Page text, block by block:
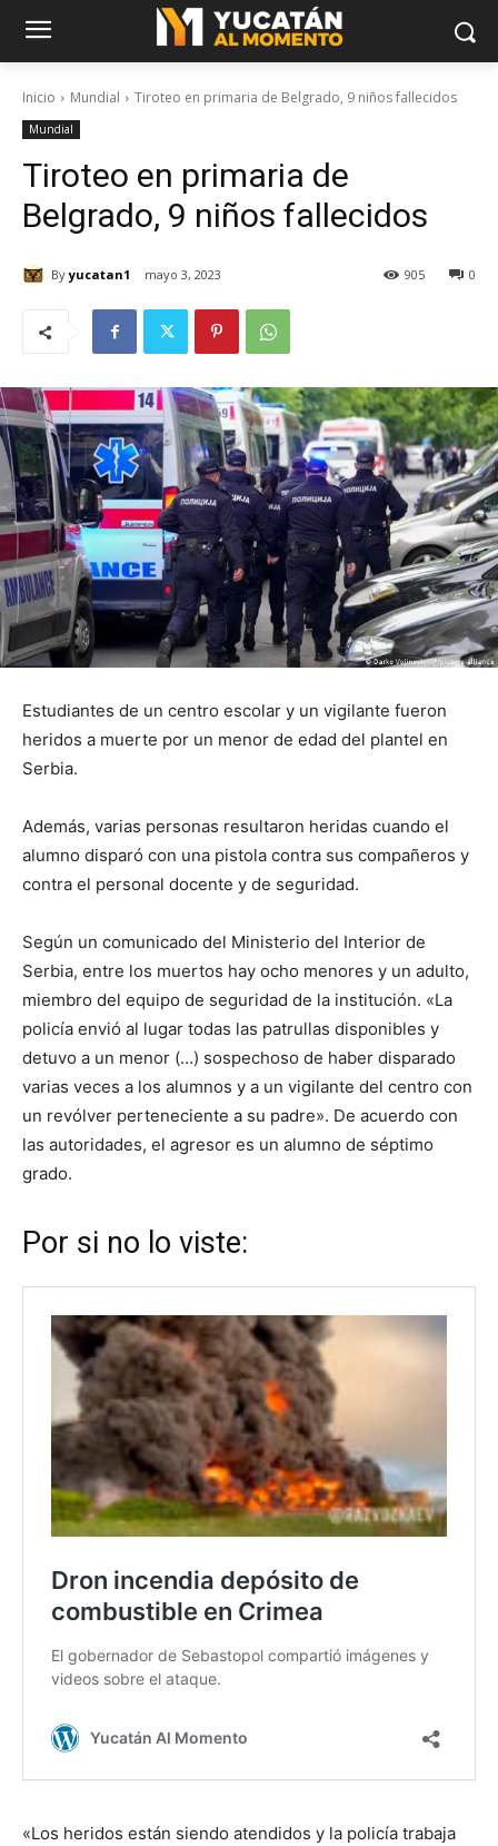
Inicio Mundial Tiroteo en primaria de Belgrado, 9 niños fallecidos
Mundial
Tiroteo en primaria de
Belgrado, 9 niños fallecidos
By yucatan1 mayo 3, 2023 0
905
Estudiantes de un centro escolar y un vigilante fueron
heridos a muerte por un menor de edad del plantel en
Serbia.
Además, varias personas resultaron heridas cuando el
alumno disparó con una pistola contra sus compañeros y
contra el personal docente y de seguridad.
Según un comunicado del Ministerio del Interior de
Serbia, entre los muertos hay ocho menores y un adulto,
miembro del equipo de seguridad de la institución. «La
policía envió al lugar todas las patrullas disponibles y
detuvo a un menor (…) sospechoso de haber disparado
varias veces a los alumnos y a un vigilante del centro con
un revólver perteneciente a su padre». De acuerdo con
las autoridades, el agresor es un alumno de séptimo
grado.
Por si no lo viste:
«Los heridos están siendo atendidos y la policía trabaja